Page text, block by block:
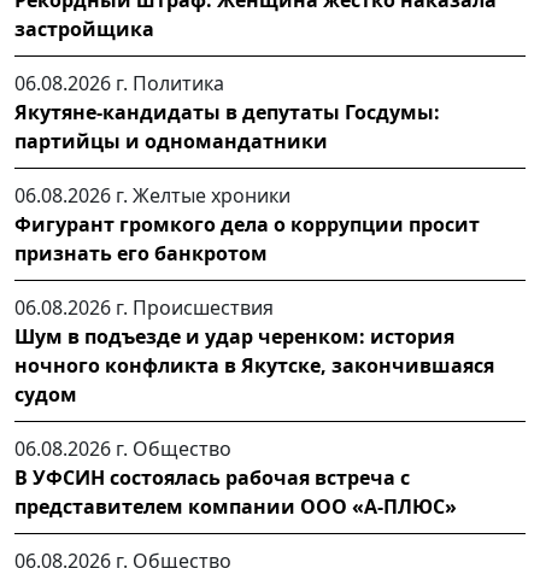
застройщика
06.08.2026 г. Политика
Якутяне-кандидаты в депутаты Госдумы:
партийцы и одномандатники
06.08.2026 г. Желтые хроники
Фигурант громкого дела о коррупции просит
признать его банкротом
06.08.2026 г. Происшествия
Шум в подъезде и удар черенком: история
ночного конфликта в Якутске, закончившаяся
судом
06.08.2026 г. Общество
В УФСИН состоялась рабочая встреча с
представителем компании ООО «А-ПЛЮС»
06.08.2026 г. Общество